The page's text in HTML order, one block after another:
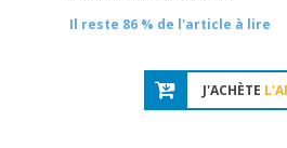
Il reste 86 % de l'article à lire
J'ACHÈTE